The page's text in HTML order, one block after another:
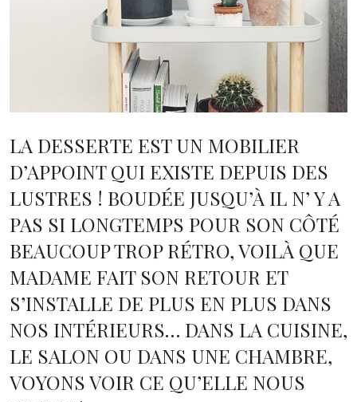
LA DESSERTE EST UN MOBILIER
D’APPOINT QUI EXISTE DEPUIS DES
LUSTRES ! BOUDÉE JUSQU’À IL N’ Y A
PAS SI LONGTEMPS POUR SON CÔTÉ
BEAUCOUP TROP RÉTRO, VOILÀ QUE
MADAME FAIT SON RETOUR ET
S’INSTALLE DE PLUS EN PLUS DANS
NOS INTÉRIEURS… DANS LA CUISINE,
LE SALON OU DANS UNE CHAMBRE,
VOYONS VOIR CE QU’ELLE NOUS